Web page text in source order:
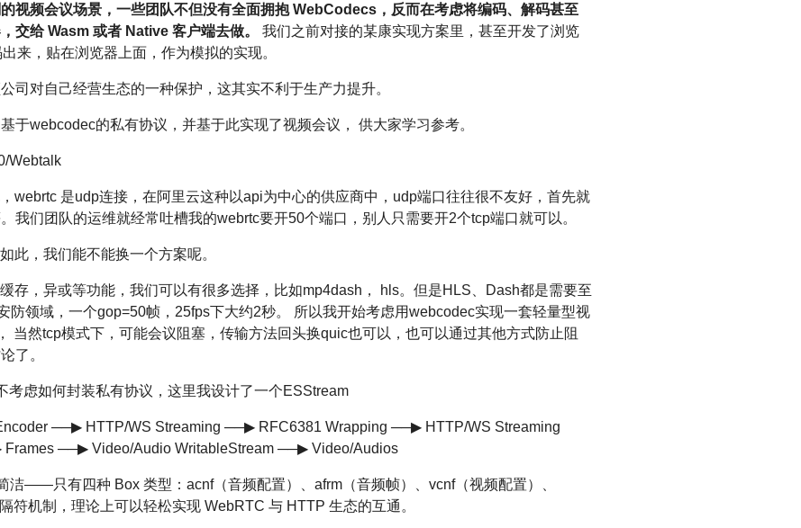
视频会议场景，一些团队不但没有全面拥抱 WebCodecs，反而在考虑将编码、解码甚至
交给 Wasm 或者 Native 客户端去做。
我们之前对接的某康实现方案里，甚至开发了浏览
来，贴在浏览器上面，作为模拟的实现。
司对自己经营生态的一种保护，这其实不利于生产力提升。
于webcodec的私有协议，并基于此实现了视频会议， 供大家学习参考。
Webtalk
webrtc 是udp连接，在阿里云这种以api为中心的供应商中，udp端口往往很不友好，首先就
我们团队的运维就经常吐槽我的webrtc要开50个端口，别人只需要开2个tcp端口就可以。
此，我们能不能换一个方案呢。
存，异或等功能，我们可以有很多选择，比如mp4dash， hls。但是HLS、Dash都是需要至
防领域，一个gop=50帧，25fps下大约2秒。 所以我开始考虑用webcodec实现一套轻量型视
当然tcp模式下，可能会议阻塞，传输方法回头换quic也可以，也可以通过其他方式防止阻
了。
考虑如何封装私有协议，这里我设计了一个ESStream
──▶ HTTP/WS Streaming ──▶ RFC6381‌ Wrapping ──▶ HTTP/WS Streaming
──▶ Video/Audio WritableStream ──▶ Video/Audios
洁——只有四种 Box 类型：acnf（音频配置）、afrm（音频帧）、vcnf（视频配置）、
符机制，理论上可以轻松实现 WebRTC 与 HTTP 生态的互通。